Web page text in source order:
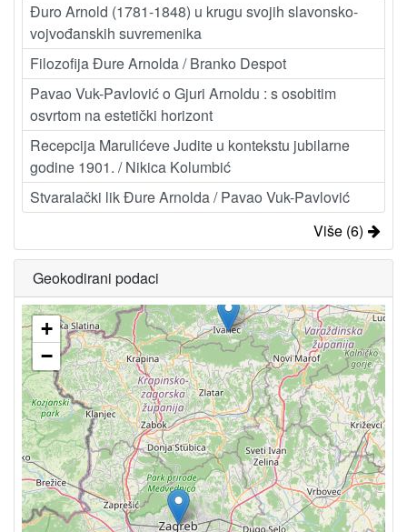
Đuro Arnold (1781-1848) u krugu svojih slavonsko-
vojvođanskih suvremenika
Filozofija Đure Arnolda / Branko Despot
Pavao Vuk-Pavlović o Gjuri Arnoldu : s osobitim
osvrtom na estetički horizont
Recepcija Marulićeve Judite u kontekstu jubilarne
godine 1901. / Nikica Kolumbić
Stvaralački lik Đure Arnolda / Pavao Vuk-Pavlović
Više (6)
Geokodirani podaci
+
−